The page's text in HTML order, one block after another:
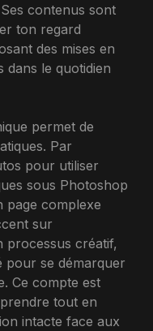
contenus sont
ton regard
des mises en
dans le quotidien
permet de
Par
pour utiliser
sous Photoshop
page complexe
sur
processus créatif,
pour se démarquer
Ce compte est
tout en
intacte face aux